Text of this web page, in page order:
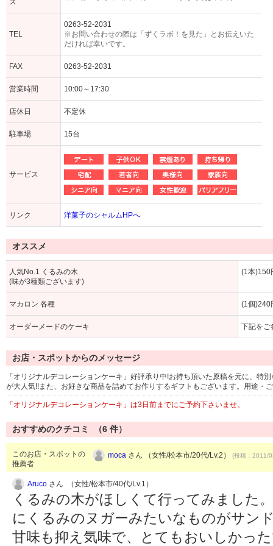
ス
TEL
0263-52-2031
※お問い合わせの際は「ずくラボ！を見た」とお伝えいた
だければ幸いです。
FAX 0263-52-2031
営業時間 10:00～17:30
店休日 不定休
駐車場 15台
サービス
リンク 洋菓子のシャルムHPへ
オススメ
人気No.1 くるみの木
(味が3種類ございます)
(1本)150
マカロン 各種 (1個
オーダーメードのケーキ 下記をご
お店・スポットからのメッセージ
「オリジナルデコレーションケーキ」好評承り中!お持ち頂いた原稿を元に、特
が大人気!!また、お好きな商品を詰めてお作りするギフトもございます。用途・
「オリジナルデコレーションケーキ」は3日前までにご予約下さいませ。
おすすめのクチコミ （6 件）
このお店・スポットの
推薦者
moca さん （女性/松本市/20代/Lv.2） (投稿：2011/
Aruco さん （女性/松本市/40代/Lv.1）
くるみの木がほしくて行ってみました
にくるみのヌガーみたいなものがサン
甘味も抑え気味で、とてもおいしかっ